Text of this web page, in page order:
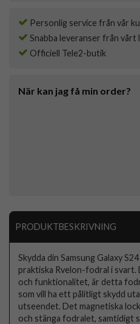
Personlig service från vår
Snabba leveranser från vårt
Officiell Tele2-butik
När kan jag få min order?
PRODUKTBESKRIVNING
Skydda din Samsung Galaxy
praktiska Rvelon-fodral i
och funktionalitet, är detta
som vill ha ett pålitligt skydd
utseendet. Det magnetiska
och stänga fodralet, samtidigt